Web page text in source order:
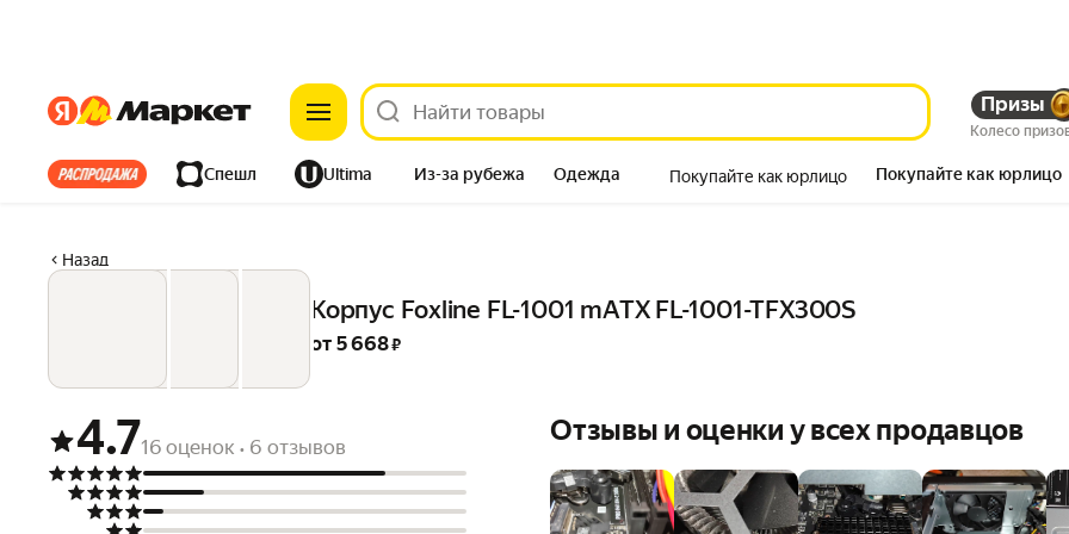
ЯндексЯндекс Призы
Колесо
Все хиты Спешл Ultima Из-за рубежа Одежда Покупайте как юрлицо Покупайте как юрлицо
Назад
Корпус Foxline FL-1001 mATX FL-1001-TFX300S
от 5 668 ₽
4.716 оценок • 6 отзывов Отзывы и оценки у всех продавцов